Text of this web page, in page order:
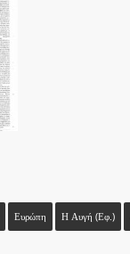
Ευρώπη Η Αυγή (εφ.)